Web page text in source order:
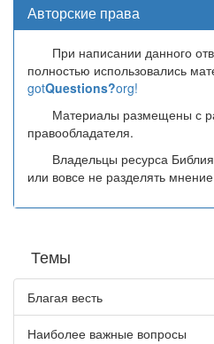
Авторские права
При написании данного
полностью использовались
gotQuestions?org!
Материалы размещены с
правообладателя.
Владельцы ресурса
или вовсе не разделять
Темы
Благая весть
Наиболее важные вопросы